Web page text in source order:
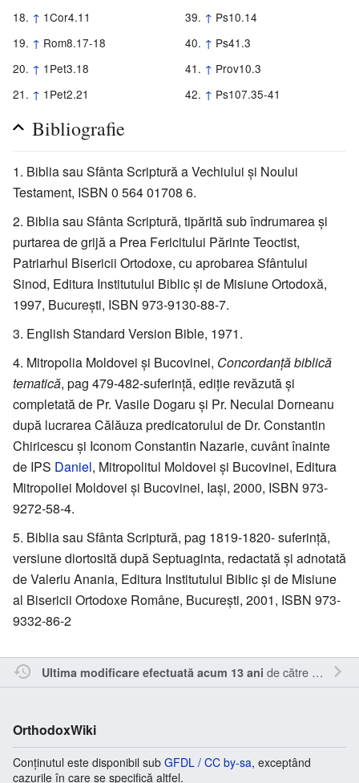
↑ 1Cor4.11
↑ Rom8.17-18
↑ 1Pet3.18
↑ 1Pet2.21
↑ Ps10.14
↑ Ps41.3
↑ Prov10.3
↑ Ps107.35-41
Bibliografie
Biblia sau Sfânta Scriptură a Vechiului şi Noului
Testament, ISBN 0 564 01708 6.
Biblia sau Sfânta Scriptură, tipărită sub îndrumarea şi
purtarea de grijă a Prea Fericitului Părinte Teoctist,
Patriarhul Bisericii Ortodoxe, cu aprobarea Sfântului
Sinod, Editura Institutului Biblic şi de Misiune Ortodoxă,
1997, Bucureşti, ISBN 973-9130-88-7.
English Standard Version Bible, 1971.
Mitropolia Moldovei şi Bucovinei, Concordanţă biblică
tematică, pag 479-482-suferinţă, ediţie revăzută şi
completată de Pr. Vasile Dogaru şi Pr. Neculai Dorneanu
după lucrarea Călăuza predicatorului de Dr. Constantin
Chiricescu şi Iconom Constantin Nazarie, cuvânt înainte
de IPS Daniel, Mitropolitul Moldovei şi Bucovinei, Editura
Mitropoliei Moldovei şi Bucovinei, Iaşi, 2000, ISBN 973-
9272-58-4.
Biblia sau Sfânta Scriptură, pag 1819-1820- suferinţă,
versiune diortosită după Septuaginta, redactată şi adnotată
de Valeriu Anania, Editura Institutului Biblic şi de Misiune
al Bisericii Ortodoxe Române, Bucureşti, 2001, ISBN 973-
9332-86-2
Ultima modificare efectuată acum 13 ani de către Oql
OrthodoxWiki
Conținutul este disponibil sub GFDL / CC by-sa, exceptând
cazurile în care se specifică altfel.